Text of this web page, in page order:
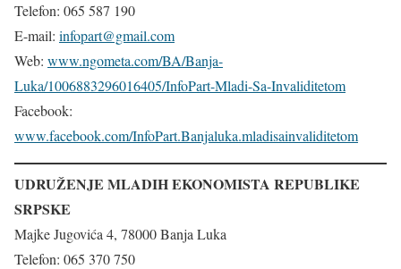
Telefon: 065 587 190
E-mail: infopart@gmail.com
Web: www.ngometa.com/BA/Banja-
Luka/1006883296016405/InfoPart-Mladi-Sa-Invaliditetom
Facebook:
www.facebook.com/InfoPart.Banjaluka.mladisainvaliditetom
UDRUŽENJE MLADIH EKONOMISTA REPUBLIKE
SRPSKE
Majke Jugovića 4, 78000 Banja Luka
Telefon: 065 370 750